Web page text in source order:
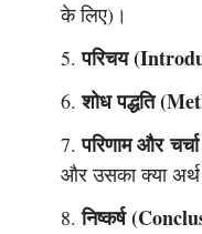
के लिए)।
परिचय
शोध पद्धति
परिणाम और
और उसका क्या
निष्कर्ष